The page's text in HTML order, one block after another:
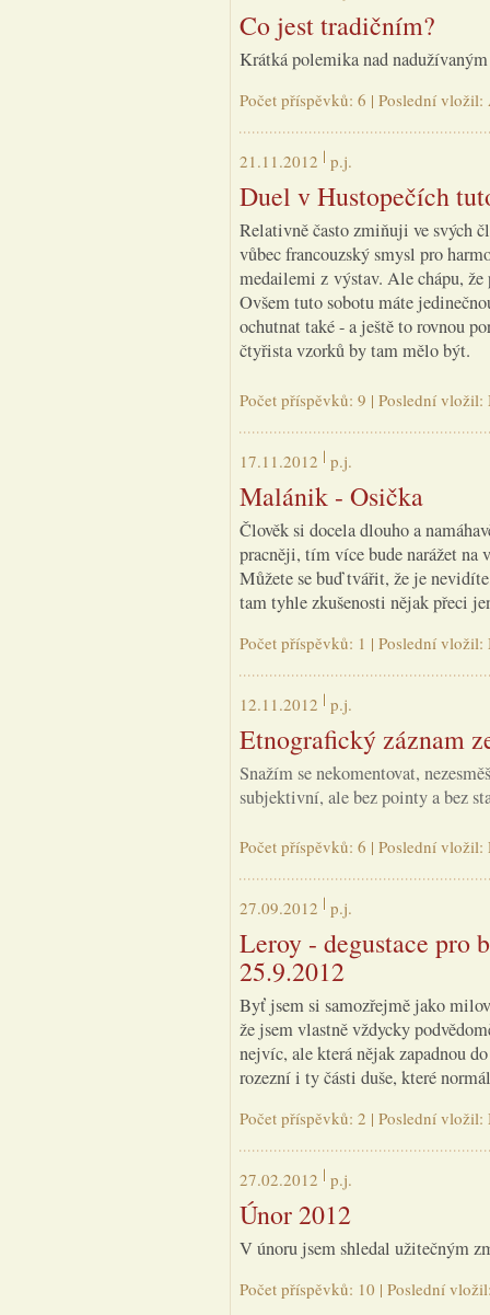
Co jest tradičním?
Krátká polemika nad
Počet příspěvků: 6 | Poslední
21.11.2012 p.j.
Duel v Hustopečích
Relativně často zmiňuji ve svých
vůbec francouzský smysl pro
medailemi z výstav. Ale chápu,
Ovšem tuto sobotu máte
ochutnat také - a ještě to rovnou
čtyřista vzorků by tam mělo být.
Počet příspěvků: 9 | Poslední
17.11.2012 p.j.
Malánik - Osička
Člověk si docela dlouho a
pracněji, tím více bude narážet na
Můžete se buď tvářit, že je
tam tyhle zkušenosti nějak přeci
Počet příspěvků: 1 | Poslední
12.11.2012 p.j.
Etnografický záznam
Snažím se nekomentovat,
subjektivní, ale bez pointy a bez
Počet příspěvků: 6 | Poslední
27.09.2012 p.j.
Leroy - degustace pro
25.9.2012
Byť jsem si samozřejmě jako
že jsem vlastně vždycky
nejvíc, ale která nějak zapadnou
rozezní i ty části duše, které
Počet příspěvků: 2 | Poslední
27.02.2012 p.j.
Únor 2012
V únoru jsem shledal užitečným
Počet příspěvků: 10 | Poslední